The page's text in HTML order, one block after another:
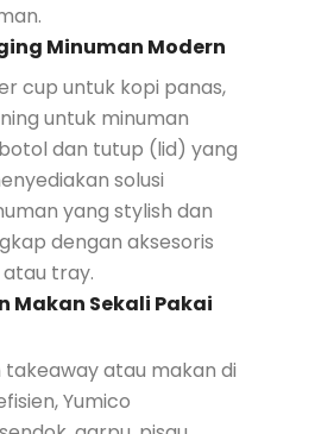
Minuman Modern
cup untuk kopi panas,
untuk minuman
dan tutup (lid) yang
solusi
yang stylish dan
dengan aksesoris
tray.
Makan Sekali Pakai
takeaway atau makan di
Yumico